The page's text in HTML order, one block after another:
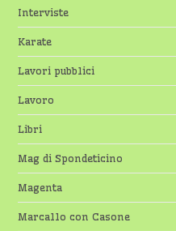
Interviste
Karate
Lavori pubblici
Lavoro
Libri
Mag di Spondeticino
Magenta
Marcallo con Casone